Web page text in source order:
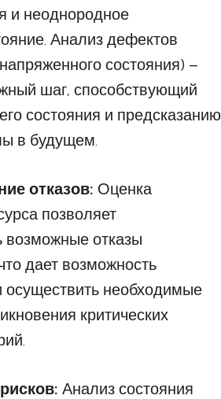
и неоднородное
Анализ дефектов
состояния) –
шаг, способствующий
состояния и предсказанию
в будущем.
отказов: Оценка
позволяет
возможные отказы
дает возможность
осуществить необходимые
критических
Анализ состояния